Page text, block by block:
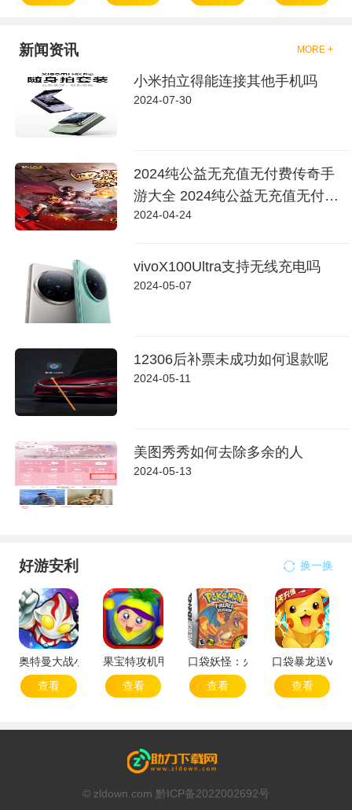
新闻资讯 MORE +
小米拍立得能连接其他手机吗
2024-07-30
2024纯公益无充值无付费传奇手
游大全 2024纯公益无充值无付费
传奇手游推荐
2024-04-24
vivoX100Ultra支持无线充电吗
2024-05-07
12306后补票未成功如何退款呢
2024-05-11
美图秀秀如何去除多余的人
2024-05-13
好游安利 换一换
奥特曼大战小怪兽
查看
果宝特攻机甲英雄
查看
口袋妖怪：火红802 2.1汉化版
查看
口袋暴龙送
查看
© zldown.com 黔ICP备2022002692号